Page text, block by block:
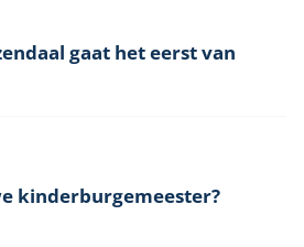
gaat het eerst van
kinderburgemeester?